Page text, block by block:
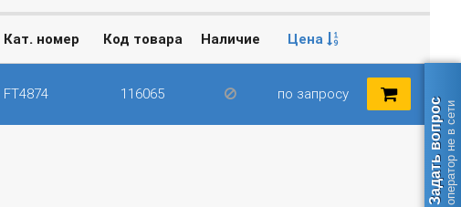
Кат. номер Код товара Наличие Цена
FT4874 116065 по запросу
Задать вопросоператор не в сети